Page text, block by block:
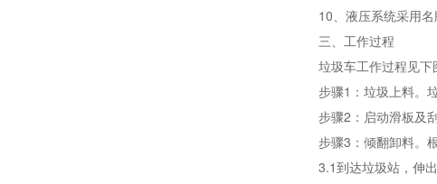
10、液压系统采用名
三、工作过程
垃圾车工作过程见下
步骤1：垃圾上料。
步骤2：启动滑板及
步骤3：倾翻卸料。
3.1到达垃圾站，伸